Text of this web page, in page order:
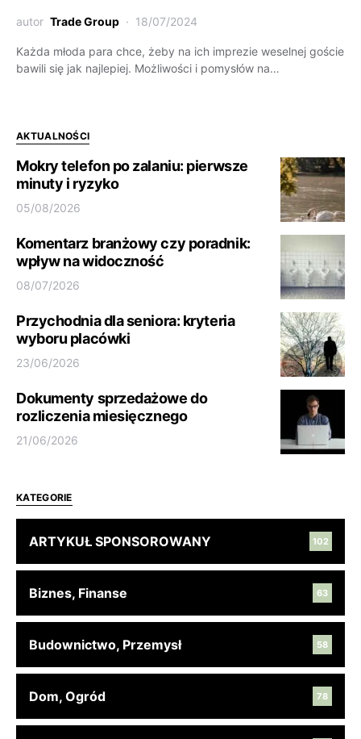
autor Trade Group 18/07/2024
Każda młoda para chce, żeby na ich imprezie weselnej goście
bawili się jak najlepiej. Możliwości i pomysłów na…
AKTUALNOŚCI
Mokry telefon po zalaniu: pierwsze
minuty i ryzyko
05/08/2026
Komentarz branżowy czy poradnik:
wpływ na widoczność
08/07/2026
Przychodnia dla seniora: kryteria
wyboru placówki
23/06/2026
Dokumenty sprzedażowe do
rozliczenia miesięcznego
21/06/2026
KATEGORIE
ARTYKUŁ SPONSOROWANY 102
Biznes, Finanse 63
Budownictwo, Przemysł 58
Dom, Ogród 78